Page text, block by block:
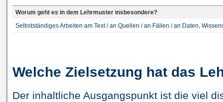
Worum geht es in dem Lehrmuster insbesondere?
Selbstständiges Arbeiten am Text / an Quellen / an Fällen / an Daten,
Welche Zielsetzung hat das
Der inhaltliche Ausgangspunkt ist die viel